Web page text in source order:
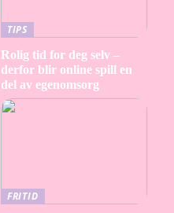
TIPS
Rolig tid for deg selv –
derfor blir online spill en
del av egenomsorg
FRITID